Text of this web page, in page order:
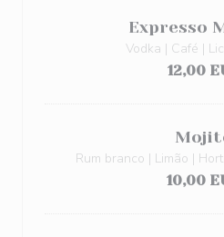
Expresso
Vodka | Café |
12,00
Rum branco | Limão |
10,00